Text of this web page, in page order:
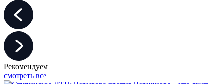
Рекомендуем
смотреть все